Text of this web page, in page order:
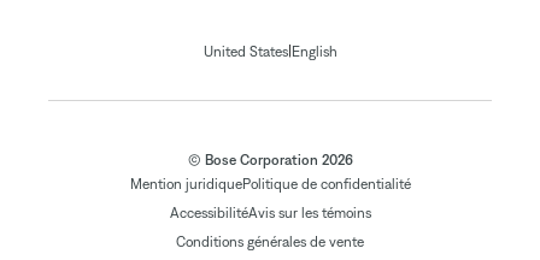
United States| English
© Bose Corporation 2026
Mention juridiquePolitique de confidentialité
AccessibilitéAvis sur les témoins
Conditions générales de vente